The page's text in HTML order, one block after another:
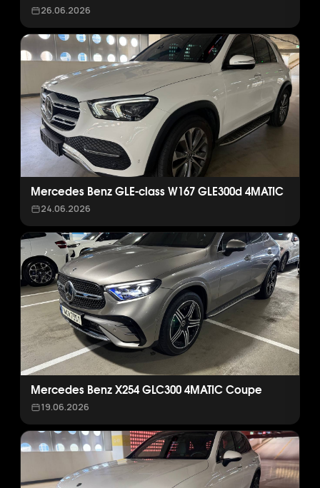
26.06.2026
Mercedes Benz GLE-class W167 GLE300d 4MATIC
24.06.2026
Mercedes Benz X254 GLC300 4MATIC Coupe
19.06.2026